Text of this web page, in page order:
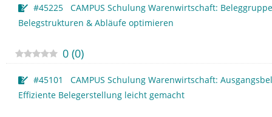
#45225 CAMPUS Schulung Warenwirtschaft:
Belegstrukturen & Abläufe optimieren
0 (0)
#45101 CAMPUS Schulung Warenwirtschaft:
Effiziente Belegerstellung leicht gemacht